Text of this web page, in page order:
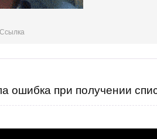
Ссылка
ошибка при получении